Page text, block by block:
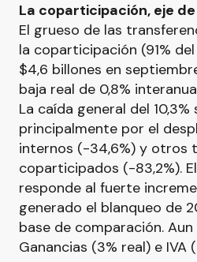
La coparticipación, eje
El grueso de las
la coparticipación (91%
$4,6 billones en
baja real de 0,8%
La caída general del 10,3%
principalmente por el
internos (-34,6%) y otros
coparticipados (-83,2%).
responde al fuerte
generado el blanqueo de
base de comparación.
Ganancias (3% real) e IVA